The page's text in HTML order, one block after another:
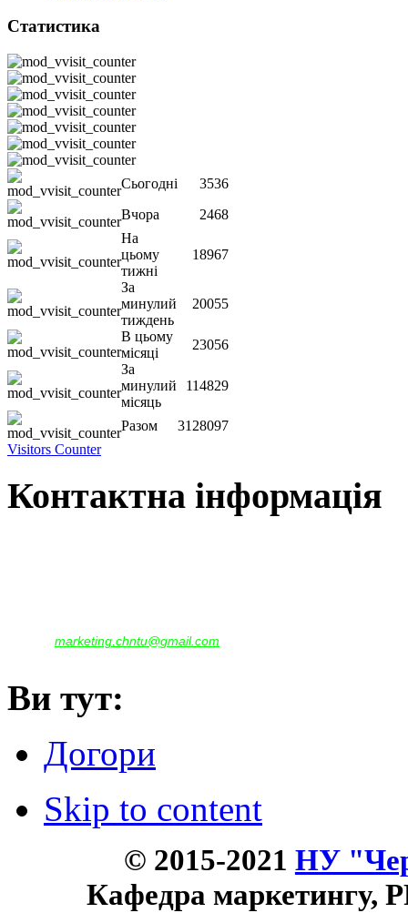
Статистика
Сьогодні
3536
Вчора
2468
На
цьому
тижні
18967
За
минулий
тиждень
20055
В цьому
місяці
23056
За
минулий
місяць
114829
Разом
3128097
Visitors Counter
Контактна інформація
marketing.chntu@gmail.com
Ви тут:
Догори
Skip to content
© 2015-2021 НУ
Кафедра маркетингу,